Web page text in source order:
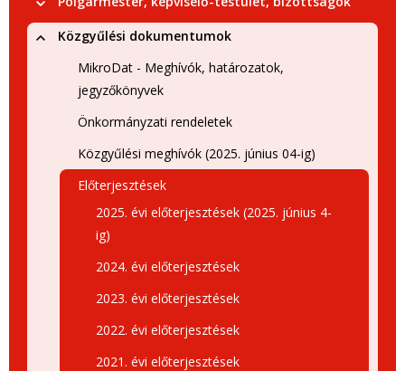
Közgyűlési dokumentumok
MikroDat - Meghívók, határozatok,
jegyzőkönyvek
Önkormányzati rendeletek
Közgyűlési meghívók (2025. június 04-ig)
Előterjesztések
2025. évi előterjesztések (2025. június 4-
ig)
2024. évi előterjesztések
2023. évi előterjesztések
2022. évi előterjesztések
2021. évi előterjesztések